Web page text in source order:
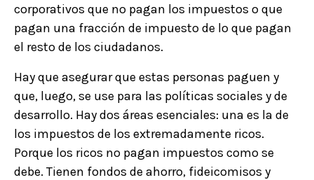
corporativos que no pagan los impuestos o que
pagan una fracción de impuesto de lo que pagan
el resto de los ciudadanos.
Hay que asegurar que estas personas paguen y
que, luego, se use para las políticas sociales y de
desarrollo. Hay dos áreas esenciales: una es la de
los impuestos de los extremadamente ricos.
Porque los ricos no pagan impuestos como se
debe. Tienen fondos de ahorro, fideicomisos y